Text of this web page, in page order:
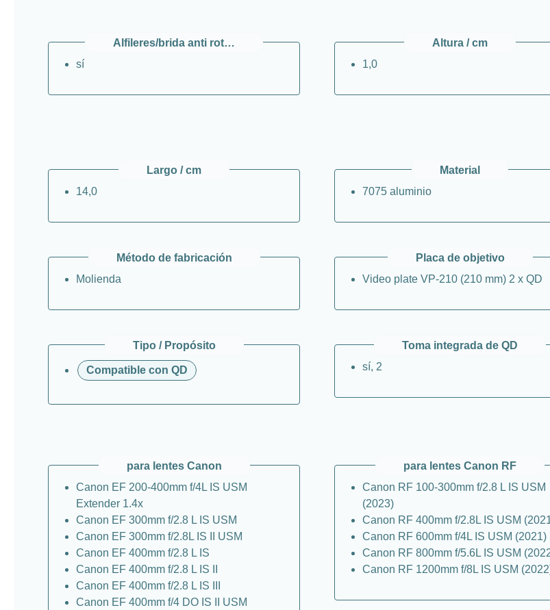
Alfileres/brida anti rotatorios
sí
Altura / cm
1,0
Largo / cm
14,0
Material
7075 aluminio
Método de fabricación
Molienda
Placa de objetivo
Video plate VP-210 (210 mm) 2 x QD
Tipo / Propósito
Compatible con QD
Toma integrada de QD
sí, 2
para lentes Canon
Canon EF 200-400mm f/4L IS USM
Extender 1.4x
Canon EF 300mm f/2.8 L IS USM
Canon EF 300mm f/2.8L IS II USM
Canon EF 400mm f/2.8 L IS
Canon EF 400mm f/2.8 L IS II
Canon EF 400mm f/2.8 L IS III
Canon EF 400mm f/4 DO IS II USM
para lentes Canon RF
Canon RF 100-300mm f/2.8 L IS USM
(2023)
Canon RF 400mm f/2.8L IS USM
Canon RF 600mm f/4L IS USM (2021)
Canon RF 800mm f/5.6L IS USM
Canon RF 1200mm f/8L IS USM